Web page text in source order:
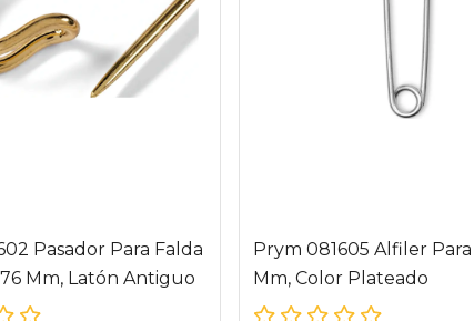
Pasador Para Falda
76 Mm, Latón Antiguo
Prym 081605 Alfiler
Mm, Color Plateado